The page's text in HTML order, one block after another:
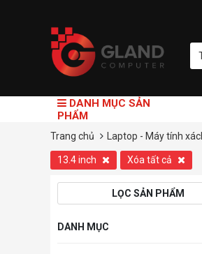
DANH MỤC SẢN
PHẨM
Trang chủ Laptop - Máy tính
13.4 inch Xóa tất cả
LỌC SẢN PHẨM
DANH MỤC